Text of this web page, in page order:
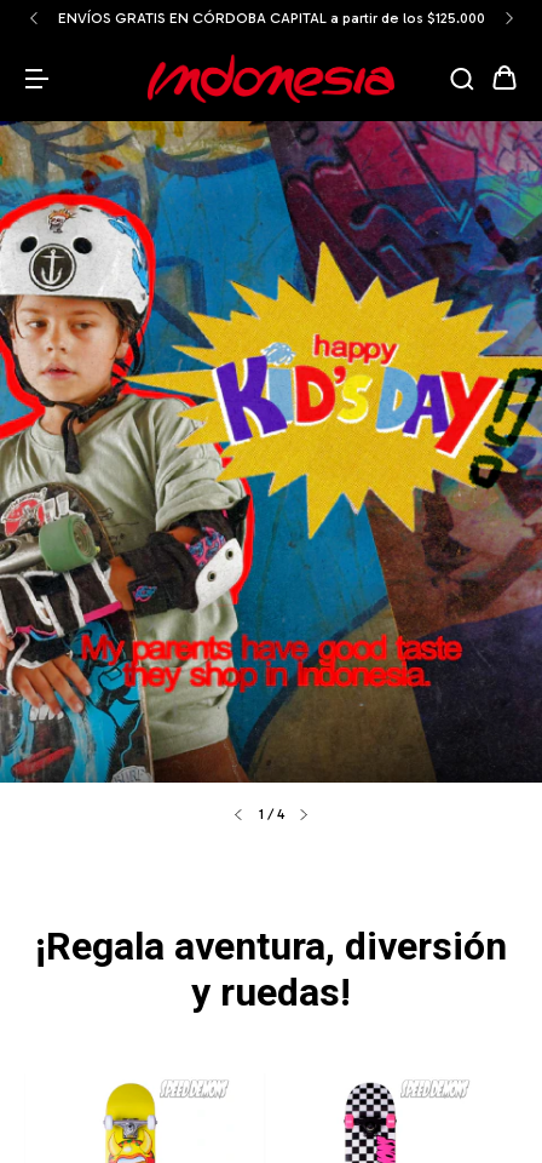
6 cuotas SIN INTERÉS con tarjeta de debito
1 /4
¡Regala aventura, diversión
y ruedas!